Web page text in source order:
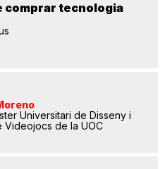
comprar tecnologia
Universitari de Disseny i
Videojocs de la UOC